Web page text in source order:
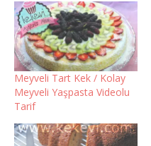
Meyveli Tart Kek / Kolay
Meyveli Yaşpasta Videolu
Tarif